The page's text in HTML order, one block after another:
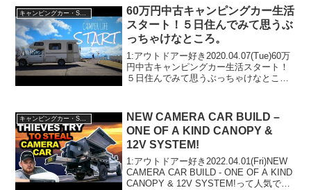
60万円中古キャンピングカー生活
スタート！５日住んでみて思うぶ
っちゃけなところ。
1:アウトドアー好き2020.04.07(Tue)60万
円中古キャンピングカー生活スタート！
５日住んでみて思うぶっちゃけなとこ
2020.04.07(Tue)この動画は注目です！...
NEW CAMERA CAR BUILD –
ONE OF A KIND CANOPY &
12V SYSTEM!
1:アウトドアー好き2022.04.01(Fri)NEW
CAMERA CAR BUILD - ONE OF A KIND
CANOPY & 12V SYSTEM!って人気で話